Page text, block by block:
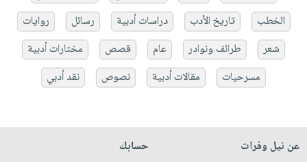
الخطب
تاريخ الأدب دراسات أدبية رسائل
روايات
شعر
طرائف ونوادر عام قصص
مختارات أدبية
مسرحيات
مقالات أدبية نصوص نقد أدبي
عن نيل وفرات
حسابك